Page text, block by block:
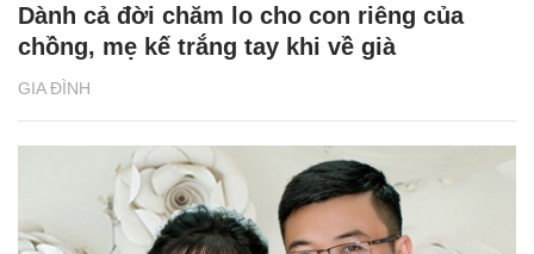
GIA ĐÌNH
Dành cả đời chăm lo cho con riêng của
chồng, mẹ kế trắng tay khi về già